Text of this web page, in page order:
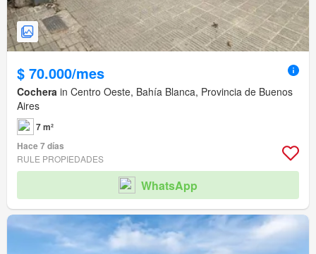
$ 70.000/mes
Cochera in Centro Oeste, Bahía Blanca, Provincia de Buenos
Aires
7 m²
Hace 7 días
RULE PROPIEDADES
WhatsApp